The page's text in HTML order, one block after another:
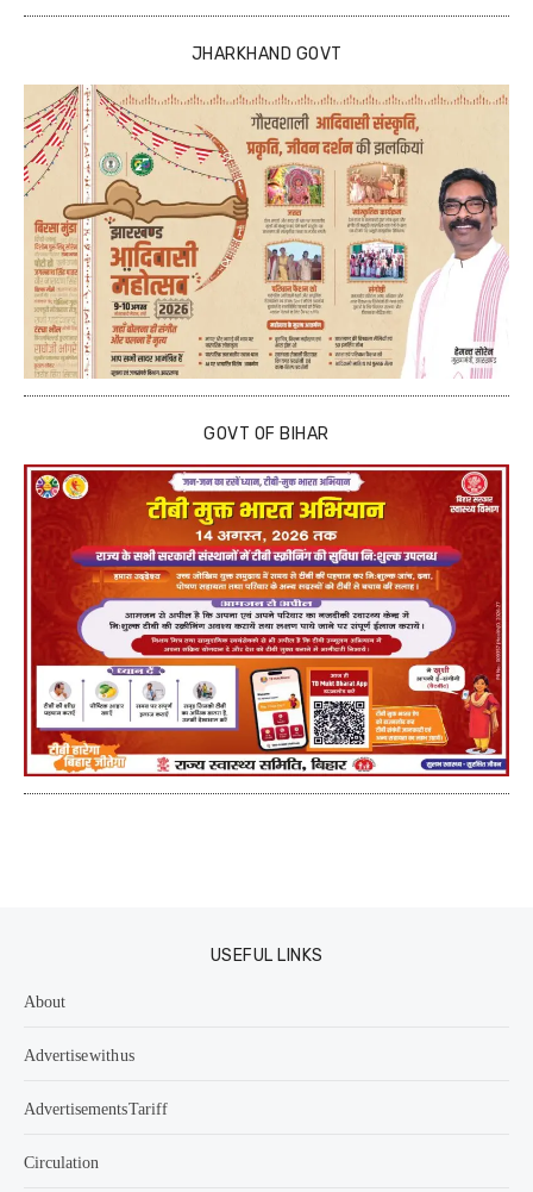
JHARKHAND GOVT
GOVT OF BIHAR
USEFUL LINKS
About
Advertise with us
Advertisements Tariff
Circulation